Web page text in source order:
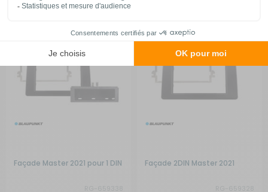
Façade Master 2021 pour 1 DIN Façade 2DIN Master 2021